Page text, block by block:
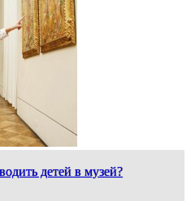
детей в музей?